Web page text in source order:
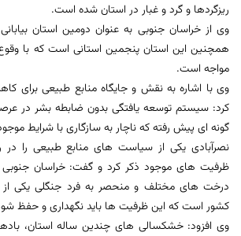
ریزگردها و گرد و غبار در استان شده است.
وی از خراسان جنوبی به عنوان دومین استان
همچنین این استان پنجمین استانی است که با
مواجه است.
وی با اشاره به نقش و جایگاه منابع طبیعی برای
کرد: سیستم توسعه یافتگی بدون ضابطه بشر در
گونه ای پیش رفته که ناچار به سازگاری با شرایط
نصرآبادی یکی از سیاست های منابع طبیعی را در
ظرفیت های موجود ذکر کرد و گفت: خراسان جنوبی
درخت های مختلف و منحصر به فرد جنگلی یکی از
کشور است که این ظرفیت ها باید نگهداری و حفظ